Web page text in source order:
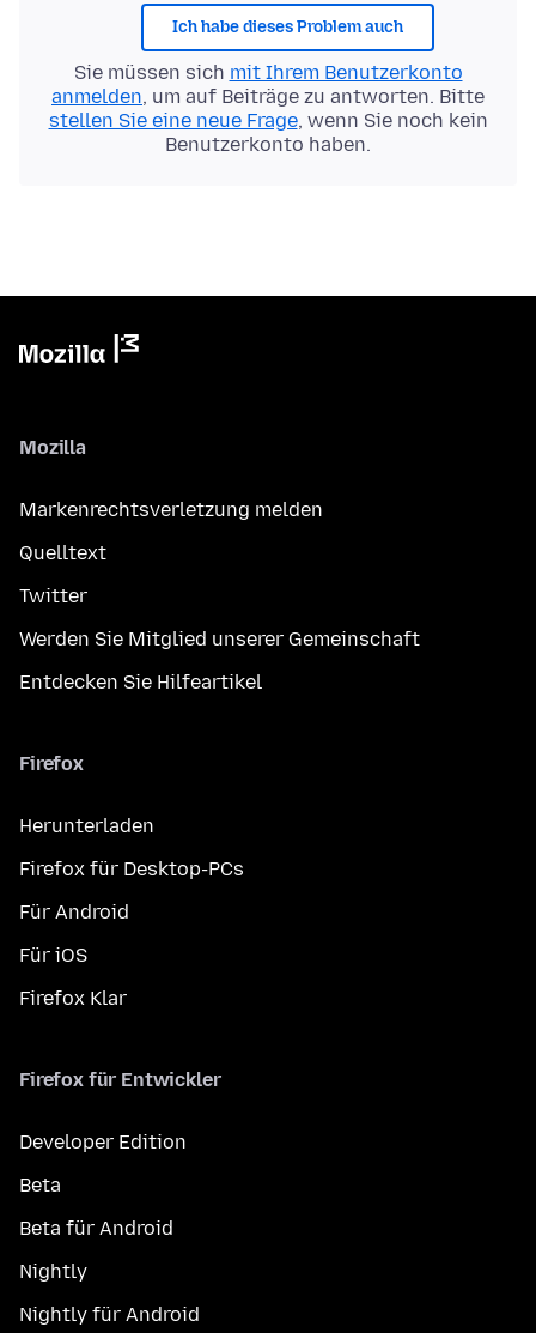
Ich habe dieses Problem auch
Sie müssen sich mit Ihrem Benutzerkonto
anmelden, um auf Beiträge zu antworten. Bitte
stellen Sie eine neue Frage, wenn Sie noch kein
Benutzerkonto haben.
Mozilla
Markenrechtsverletzung melden
Quelltext
Twitter
Werden Sie Mitglied unserer Gemeinschaft
Entdecken Sie Hilfeartikel
Firefox
Herunterladen
Firefox für Desktop-PCs
Für Android
Für iOS
Firefox Klar
Firefox für Entwickler
Developer Edition
Beta
Beta für Android
Nightly
Nightly für Android